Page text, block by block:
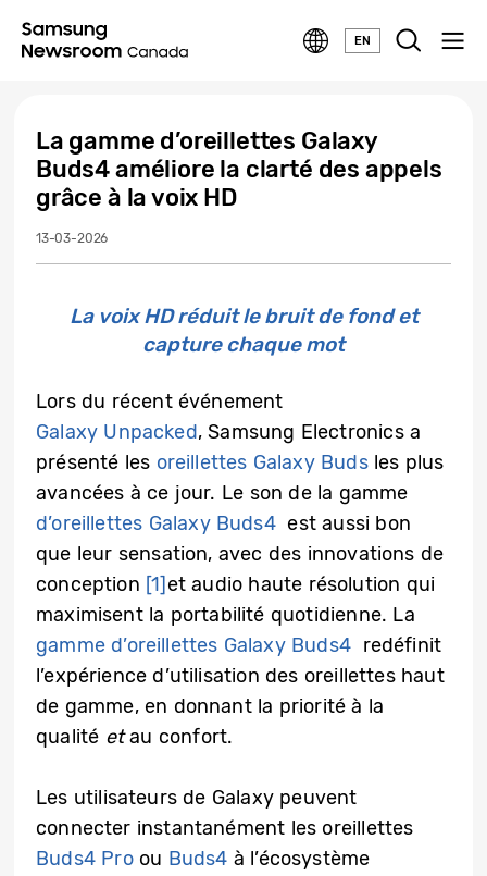
EN
La gamme d’oreillettes Galaxy
Buds4 améliore la clarté des appels
grâce à la voix HD
13-03-2026
La voix HD réduit le bruit de fond et
capture chaque mot
Lors du récent événement
Galaxy Unpacked, Samsung Electronics a
présenté les oreillettes Galaxy Budsles plus
avancées à ce jour. Le son de la gamme
d’oreillettes Galaxy Buds4 est aussi bon
que leur sensation, avec des innovations de
conception [1] et audio haute résolution qui
maximisent la portabilité quotidienne. La
gamme d’oreillettes Galaxy Buds4 redéfinit
l’expérience d’utilisation des oreillettes haut
de gamme, en donnant la priorité à la
qualité etau confort.
Les utilisateurs de Galaxy peuvent
connecter instantanément les oreillettes
Buds4 Proou Buds4 à l’écosystème